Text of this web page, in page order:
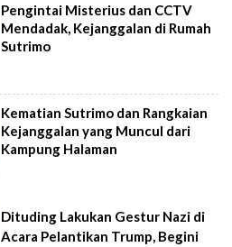
Pengintai Misterius dan CCTV
Mendadak, Kejanggalan di Rumah
Sutrimo
Kematian Sutrimo dan Rangkaian
Kejanggalan yang Muncul dari
Kampung Halaman
Dituding Lakukan Gestur Nazi di
Acara Pelantikan Trump, Begini